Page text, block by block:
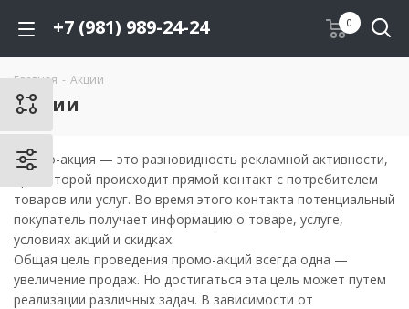
+7 (981) 989-24-24 0
Главная - Акции
Акции
Промо-акция — это разновидность рекламной активности,
при которой происходит прямой контакт с потребителем
товаров или услуг. Во время этого контакта потенциальный
покупатель получает информацию о товаре, услуге,
условиях акций и скидках.
Общая цель проведения промо-акций всегда одна —
увеличение продаж. Но достигаться эта цель может путем
реализации различных задач. В зависимости от